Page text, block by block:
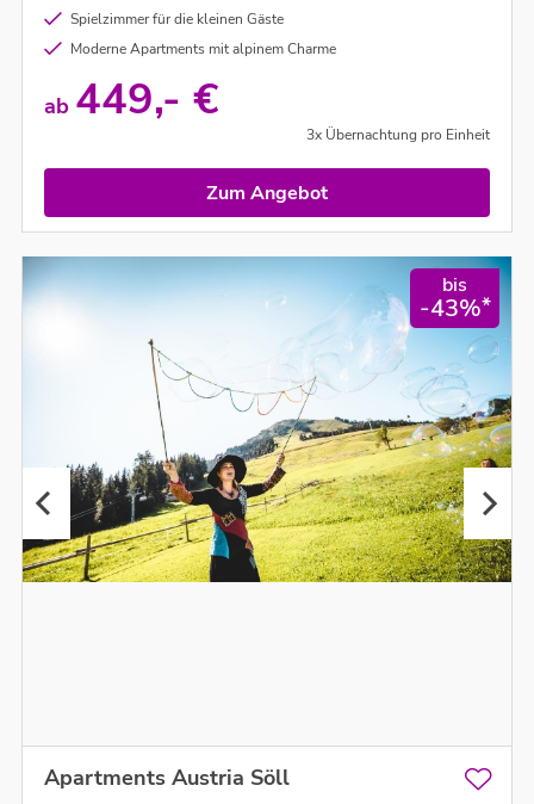
Spielzimmer für die kleinen Gäste
Moderne Apartments mit alpinem Charme
ab 449,- €
3x Übernachtung pro Einheit
Zum Angebot
bis
-43%*
Apartments Austria Söll